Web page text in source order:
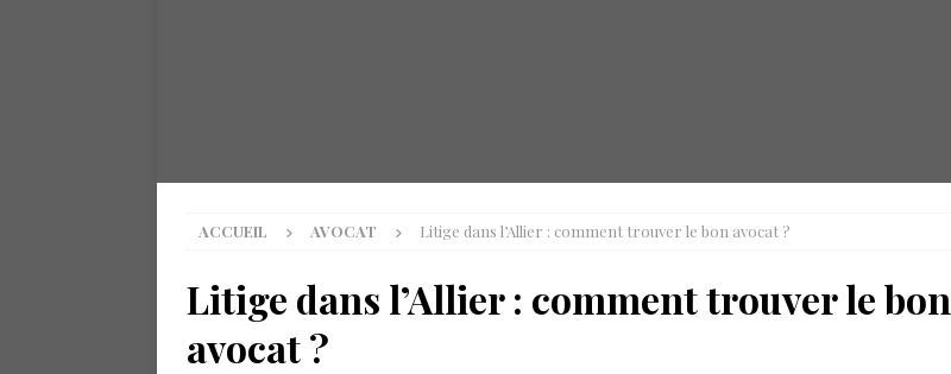
ACCUEIL AVOCAT Litige dans l’Allier : comment trouver le bon avocat ?
Litige dans l’Allier : comment trouver le bon
avocat ?